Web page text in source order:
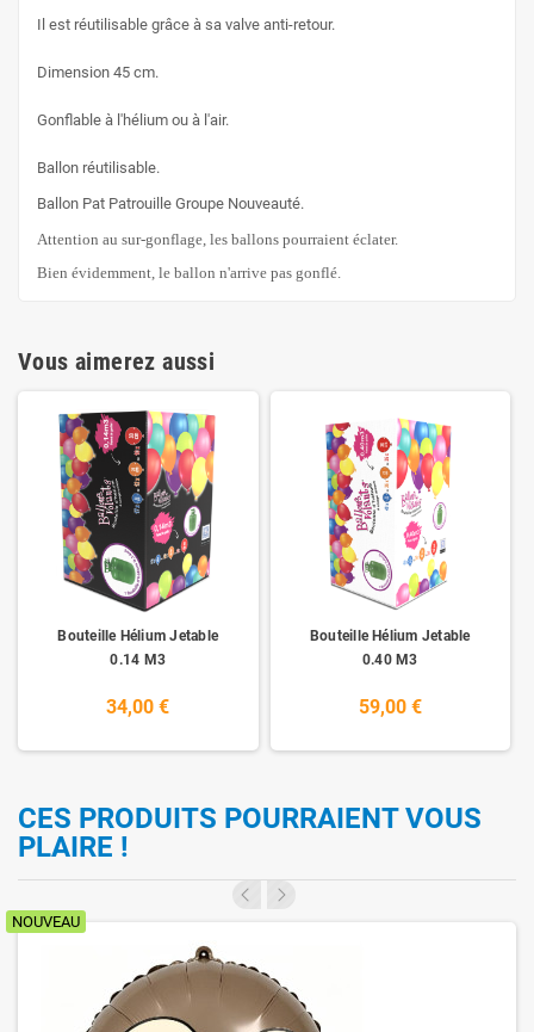
Il est réutilisable grâce à sa valve anti-retour.
Dimension 45 cm.
Gonflable à l'hélium ou à l'air.
Ballon réutilisable.
Ballon Pat Patrouille Groupe Nouveauté.
Attention au sur-gonflage, les ballons pourraient éclater.
Bien évidemment, le ballon n'arrive pas gonflé.
Vous aimerez aussi
Bouteille Hélium Jetable
0.14 M3
34,00 €
Bouteille Hélium Jetable
0.40 M3
59,00 €
CES PRODUITS POURRAIENT VOUS
PLAIRE !
NOUVEAU